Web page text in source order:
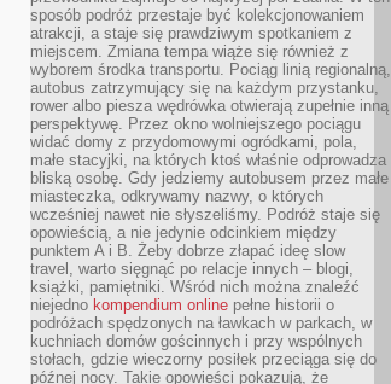
sposób podróż przestaje być kolekcjonowaniem
atrakcji, a staje się prawdziwym spotkaniem z
miejscem. Zmiana tempa wiąże się również z
wyborem środka transportu. Pociąg linią regionalną,
autobus zatrzymujący się na każdym przystanku,
rower albo piesza wędrówka otwierają zupełnie inną
perspektywę. Przez okno wolniejszego pociągu
widać domy z przydomowymi ogródkami, pola,
małe stacyjki, na których ktoś właśnie odprowadza
bliską osobę. Gdy jedziemy autobusem przez małe
miasteczka, odkrywamy nazwy, o których
wcześniej nawet nie słyszeliśmy. Podróż staje się
opowieścią, a nie jedynie odcinkiem między
punktem A i B. Żeby dobrze złapać ideę slow
travel, warto sięgnąć po relacje innych – blogi,
książki, pamiętniki. Wśród nich można znaleźć
niejedno kompendium online pełne historii o
podróżach spędzonych na ławkach w parkach, w
kuchniach domów gościnnych i przy wspólnych
stołach, gdzie wieczorny posiłek przeciąga się do
późnej nocy. Takie opowieści pokazują, że